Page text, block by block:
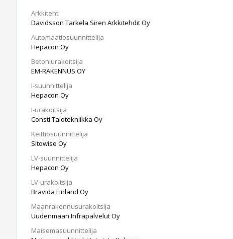
Arkkitehti
Davidsson Tarkela Siren Arkkitehdit Oy
Automaatiosuunnittelija
Hepacon Oy
Betoniurakoitsija
EM-RAKENNUS OY
I-suunnittelija
Hepacon Oy
I-urakoitsija
Consti Talotekniikka Oy
Keittiösuunnittelija
Sitowise Oy
LV-suunnittelija
Hepacon Oy
LV-urakoitsija
Bravida Finland Oy
Maanrakennusurakoitsija
Uudenmaan Infrapalvelut Oy
Maisemasuunnittelija